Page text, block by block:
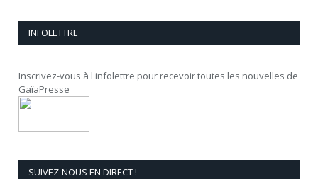
INFOLETTRE
Inscrivez-vous à l'infolettre pour recevoir toutes les nouvelles de
GaïaPresse
SUIVEZ-NOUS EN DIRECT !